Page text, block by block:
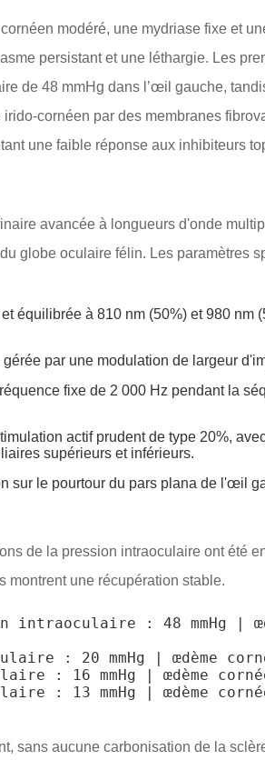
modéré, une mydriase fixe et
persistant et une léthargie. Les
de 48 mmHg dans l’œil gauche,
cornéen par des membranes
une faible réponse aux inhibiteurs
avancée à longueurs d'onde
globe oculaire félin. Les paramètres
équilibrée à 810 nm (50%) et 980
par une modulation de largeur
fixe de 2 000 Hz pendant la
actif prudent de type 20%,
supérieurs et inférieurs.
sur le pourtour du pars plana de l'œil
de la pression intraoculaire ont été
montrent une récupération stable.
intraoculaire : 48 mmHg |
: 20 mmHg | œdème
: 16 mmHg | œdème
: 13 mmHg | œdème
sans aucune carbonisation de la